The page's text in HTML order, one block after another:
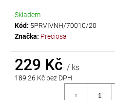
Skladem
Kód: 5PRVIVNH/70010/20
Značka: Preciosa
229 Kč / ks
189,26 Kč bez DPH
D
o
p
u